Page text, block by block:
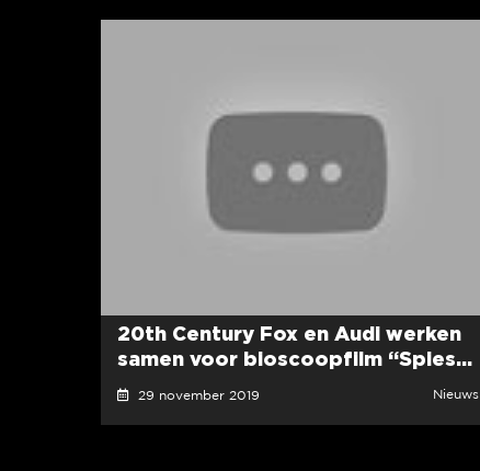
20th Century Fox en Audi werken
samen voor bioscoopfilm “Spies...
29 november 2019 Nieuws